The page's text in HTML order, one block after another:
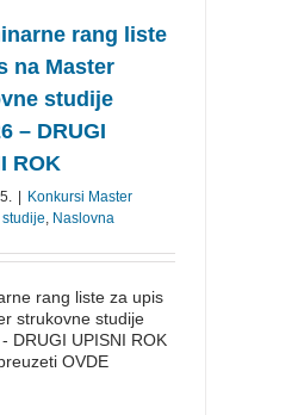
rang liste
na Master
studije
– DRUGI
ROK
Konkursi Master
, Naslovna
rang liste za upis
strukovne studije
DRUGI UPISNI ROK
OVDE